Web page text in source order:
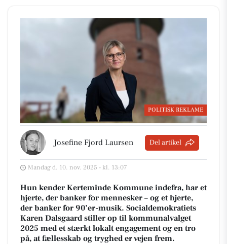
POLITISK REKLAME
Josefine Fjord Laursen Del artikel
Mandag d. 10. nov. 2025 - kl. 13:07
Hun kender Kerteminde Kommune indefra, har et
hjerte, der banker for mennesker – og et hjerte,
der banker for 90’er-musik. Socialdemokratiets
Karen Dalsgaard stiller op til kommunalvalget
2025 med et stærkt lokalt engagement og en tro
på, at fællesskab og tryghed er vejen frem.